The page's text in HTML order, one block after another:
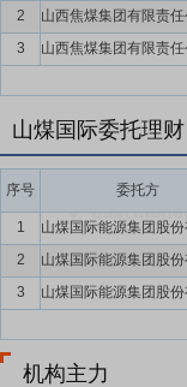
2
3
山煤国际委托理财
序号 委托方
1
2
3
机构主力